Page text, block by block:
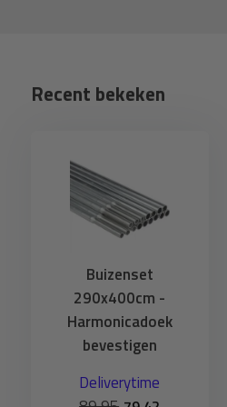
Recent bekeken
Buizenset
290x400cm -
Harmonicadoek
bevestigen
Deliverytime